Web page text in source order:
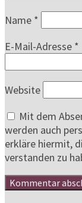
Name *
E-Mail-Adresse *
Website
Mit dem
werden auch
erkläre hiermit,
verstanden zu